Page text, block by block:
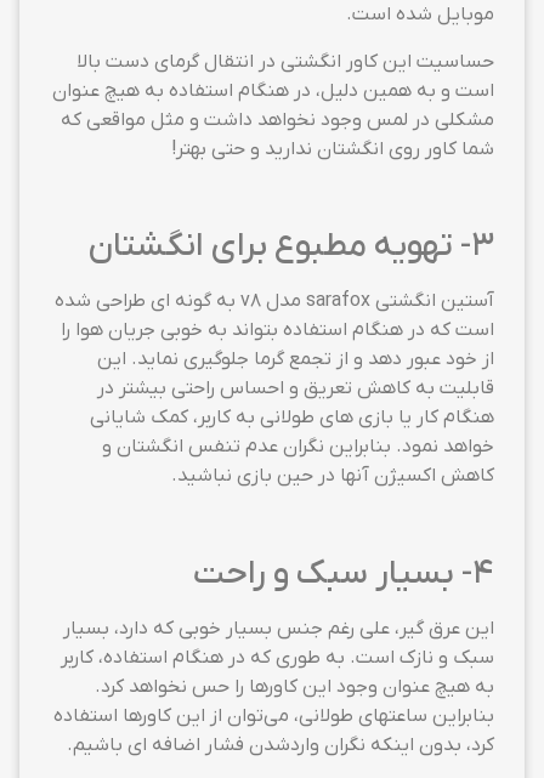
موبایل شده است.
حساسیت این کاور انگشتی در انتقال گرمای دست بالا
است و به همین دلیل، در هنگام استفاده به هیچ عنوان
مشکلی در لمس وجود نخواهد داشت و مثل مواقعی که
شما کاور روی انگشتان ندارید و حتی بهتر!
3- تهویه مطبوع برای انگشتان
آستین انگشتی sarafox مدل v8 به گونه ای طراحی شده
است که در هنگام استفاده بتواند به خوبی جریان هوا را
از خود عبور دهد و از تجمع گرما جلوگیری نماید. این
قابلیت به کاهش تعریق و احساس راحتی بیشتر در
هنگام کار یا بازی های طولانی به کاربر، کمک شایانی
خواهد نمود. بنابراین نگران عدم تنفس انگشتان و
کاهش اکسیژن آنها در حین بازی نباشید.
4- بسیار سبک و راحت
این عرق گیر، علی رغم جنس بسیار خوبی که دارد، بسیار
سبک و نازک است. به طوری که در هنگام استفاده، کاربر
به هیچ عنوان وجود این کاورها را حس نخواهد کرد.
بنابراین ساعتهای طولانی، می‌توان از این کاورها استفاده
کرد، بدون اینکه نگران واردشدن فشار اضافه ای باشیم.